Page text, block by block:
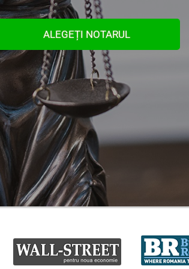
ALEGEȚI NOTARUL